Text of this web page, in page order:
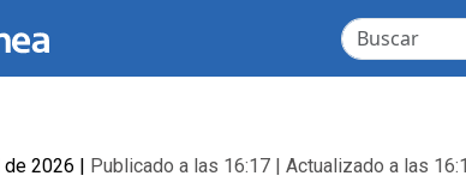
2026 | Publicado a las 16:17 | Actualizado a las